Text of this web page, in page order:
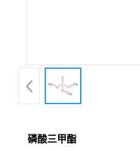
磷酸三甲酯